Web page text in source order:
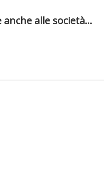
alle società...